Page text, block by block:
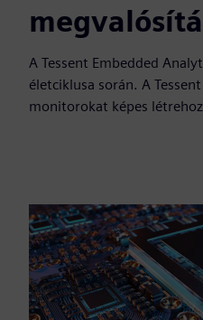
A Tessent Embedded
életciklusa során. A
monitorokat képes